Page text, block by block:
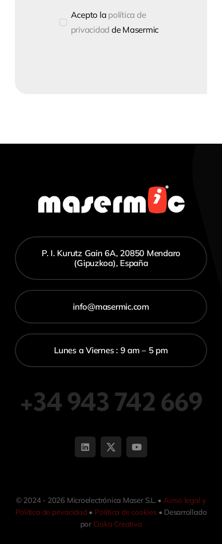
Acepto la política de
privacidad de Masermic
P. I. Kurutz Gain 6A, 20850 Mendaro
(Gipuzkoa), España
info@masermic.com
Lunes a Viernes : 9 am – 5 pm
+34 943 742 669
© 2024 - 2026 Microelectrónica Maser S.L. •Aviso legal y
Política de privacidad • Política de cookies• Desarrollado
por Cioka Creativa